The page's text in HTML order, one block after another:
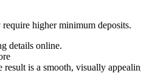
higher minimum deposits.
details online.
is a smooth, visually